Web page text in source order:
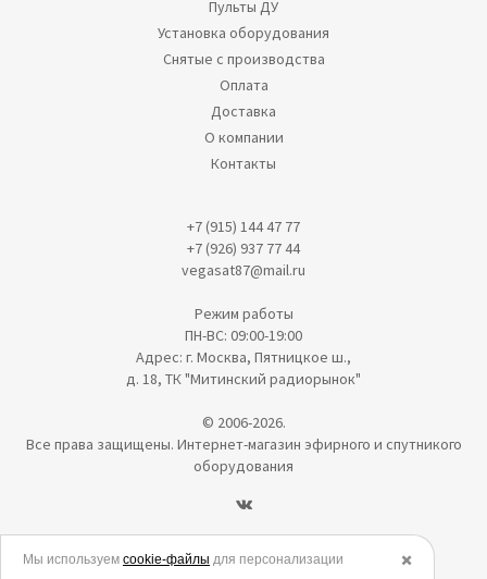
Пульты ДУ
Установка оборудования
Снятые с производства
Оплата
Доставка
О компании
Контакты
+7 (915) 144 47 77
+7 (926) 937 77 44
vegasat87@mail.ru
Режим работы
ПН-ВС: 09:00-19:00
Адрес: г. Москва, Пятницкое ш.,
д. 18, ТК "Митинский радиорынок"
© 2006-2026.
Все права защищены. Интернет-магазин эфирного и спутникого
оборудования
Политика в отношении обработки персональных данных ✖️
Мы используем cookie-файлы для персонализации